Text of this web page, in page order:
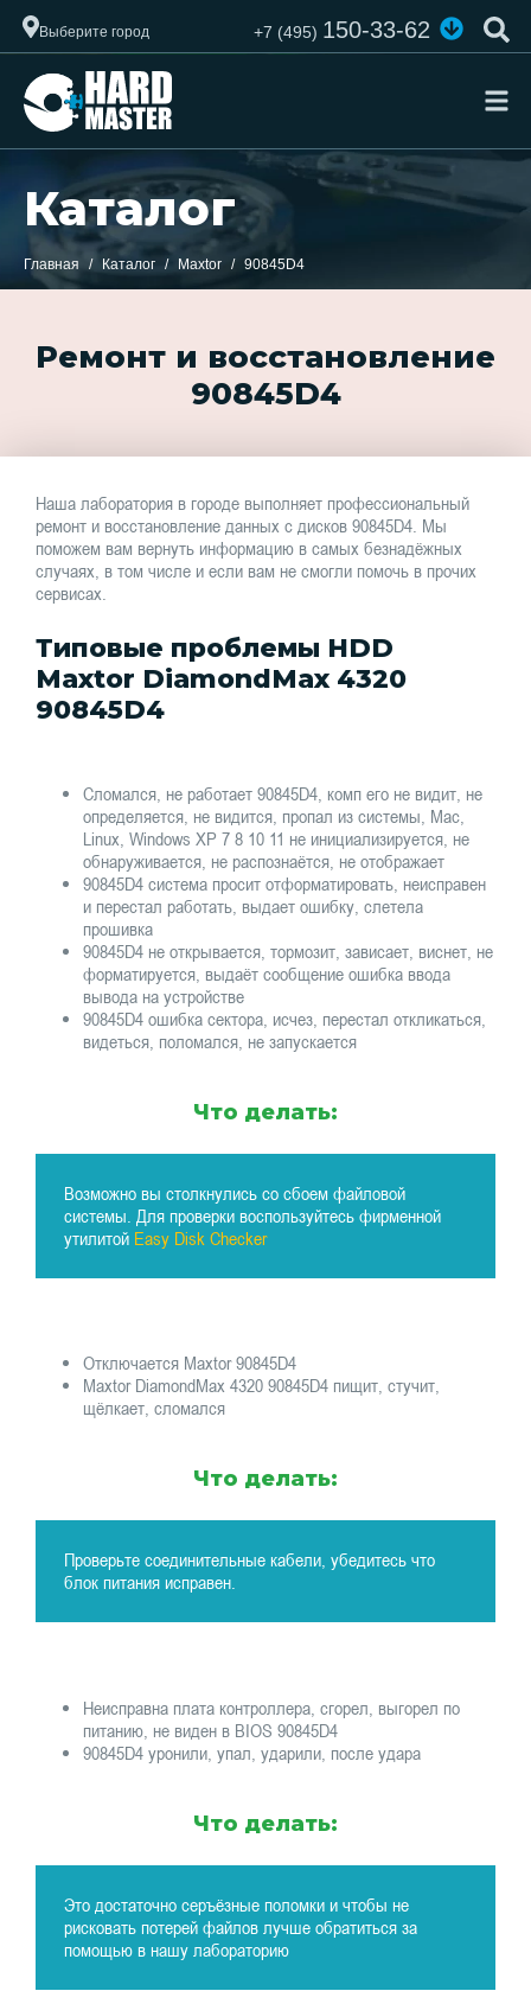
Выберите город +7 (495)150-33-62
Каталог
Главная Каталог Maxtor 90845D4
Ремонт и восстановление
90845D4
Наша лаборатория в городе выполняет профессиональный
ремонт и восстановление данных с дисков 90845D4. Мы
поможем вам вернуть информацию в самых безнадёжных
случаях, в том числе и если вам не смогли помочь в прочих
сервисах.
Типовые проблемы HDD
Maxtor DiamondMax 4320
90845D4
Сломался, не работает 90845D4, комп его не видит, не
определяется, не видится, пропал из системы, Mac,
Linux, Windows XP 7 8 10 11 не инициализируется, не
обнаруживается, не распознаётся, не отображает
90845D4 система просит отформатировать, неисправен
и перестал работать, выдает ошибку, слетела
прошивка
90845D4 не открывается, тормозит, зависает, виснет, не
форматируется, выдаёт сообщение ошибка ввода
вывода на устройстве
90845D4 ошибка сектора, исчез, перестал откликаться,
видеться, поломался, не запускается
Что делать:
Возможно вы столкнулись со сбоем файловой
системы. Для проверки воспользуйтесь фирменной
утилитой Easy Disk Checker
Отключается Maxtor 90845D4
Maxtor DiamondMax 4320 90845D4 пищит, стучит,
щёлкает, сломался
Что делать:
Проверьте соединительные кабели, убедитесь что
блок питания исправен.
Неисправна плата контроллера, сгорел, выгорел по
питанию, не виден в BIOS 90845D4
90845D4 уронили, упал, ударили, после удара
Что делать:
Это достаточно серъёзные поломки и чтобы не
рисковать потерей файлов лучше обратиться за
помощью в нашу лабораторию